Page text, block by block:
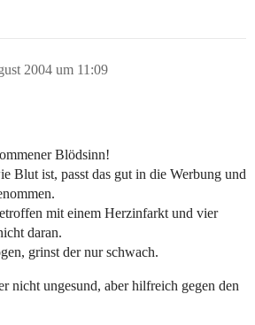
2004 um 11:09
Blödsinn!
Blut ist, passt das gut in die Werbung und
mit einem Herzinfarkt und vier
daran.
grinst der nur schwach.
nicht ungesund, aber hilfreich gegen den